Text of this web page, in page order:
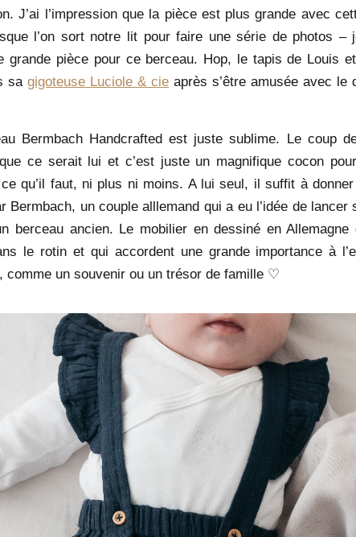
J’ai l’impression que la pièce est plus grande avec
l’on sort notre lit pour faire une série de photos
grande pièce pour ce berceau. Hop, le tapis de Louis
sa gigoteuse Luciole & cie après s’être amusée avec le
Bermbach Handcrafted est juste sublime. Le coup
ce serait lui et c’est juste un magnifique cocon
qu’il faut, ni plus ni moins. A lui seul, il suffit à
Bermbach, un couple alllemand qui a eu l’idée de
berceau ancien. Le mobilier en dessiné en
le rotin et qui accordent une grande importance à
comme un souvenir ou un trésor de famille ♡